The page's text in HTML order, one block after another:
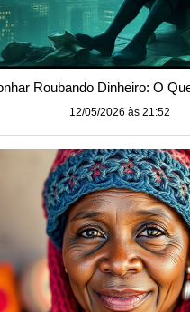
Roubando Dinheiro: O
12/05/2026 às 21:52